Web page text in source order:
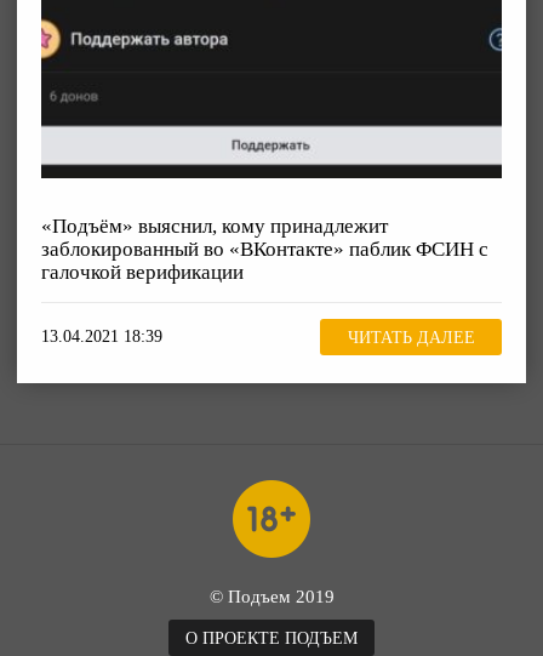
«Подъём» выяснил, кому принадлежит
заблокированный во «ВКонтакте» паблик ФСИН с
галочкой верификации
13.04.2021 18:39 ЧИТАТЬ ДАЛЕЕ
© Подъем 2019
О ПРОЕКТЕ ПОДЪЕМ